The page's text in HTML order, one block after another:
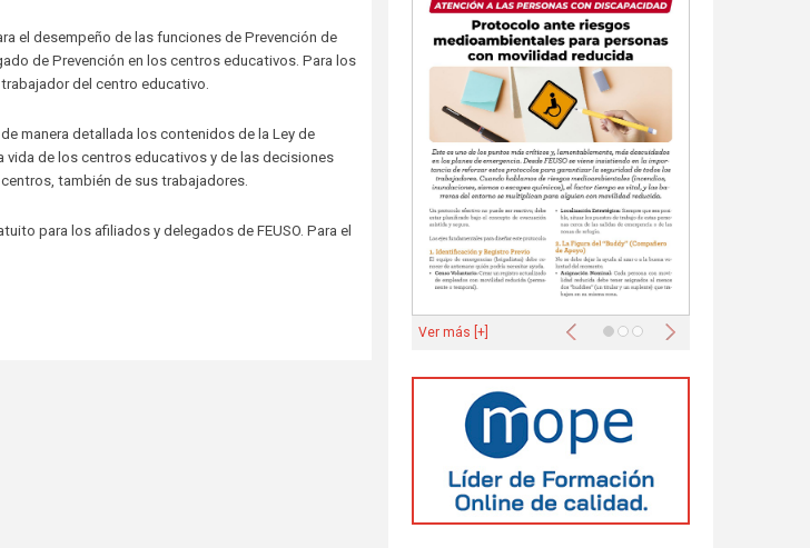
el desempeño de las funciones de Prevención de
de Prevención en los centros educativos. Para los
del centro educativo.
manera detallada los contenidos de la Ley de
vida de los centros educativos y de las decisiones
también de sus trabajadores.
para los afiliados y delegados de FEUSO. Para el
Anterior Siguiente
Ver más [+]